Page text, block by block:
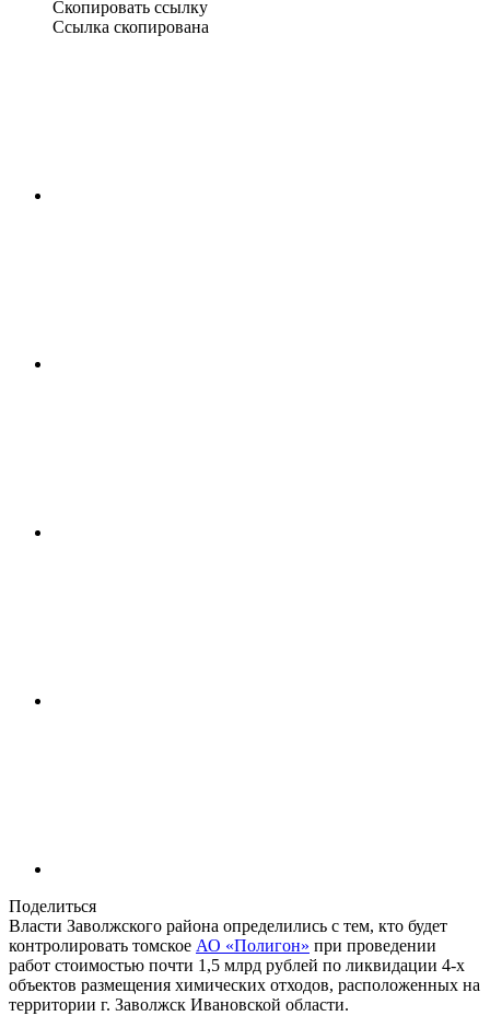
Скопировать ссылку
Ссылка скопирована
Поделиться
Власти Заволжского района определились с тем, кто будет
контролировать томское АО «Полигон» при проведении
работ стоимостью почти 1,5 млрд рублей по ликвидации 4-х
объектов размещения химических отходов, расположенных на
территории г. Заволжск Ивановской области.